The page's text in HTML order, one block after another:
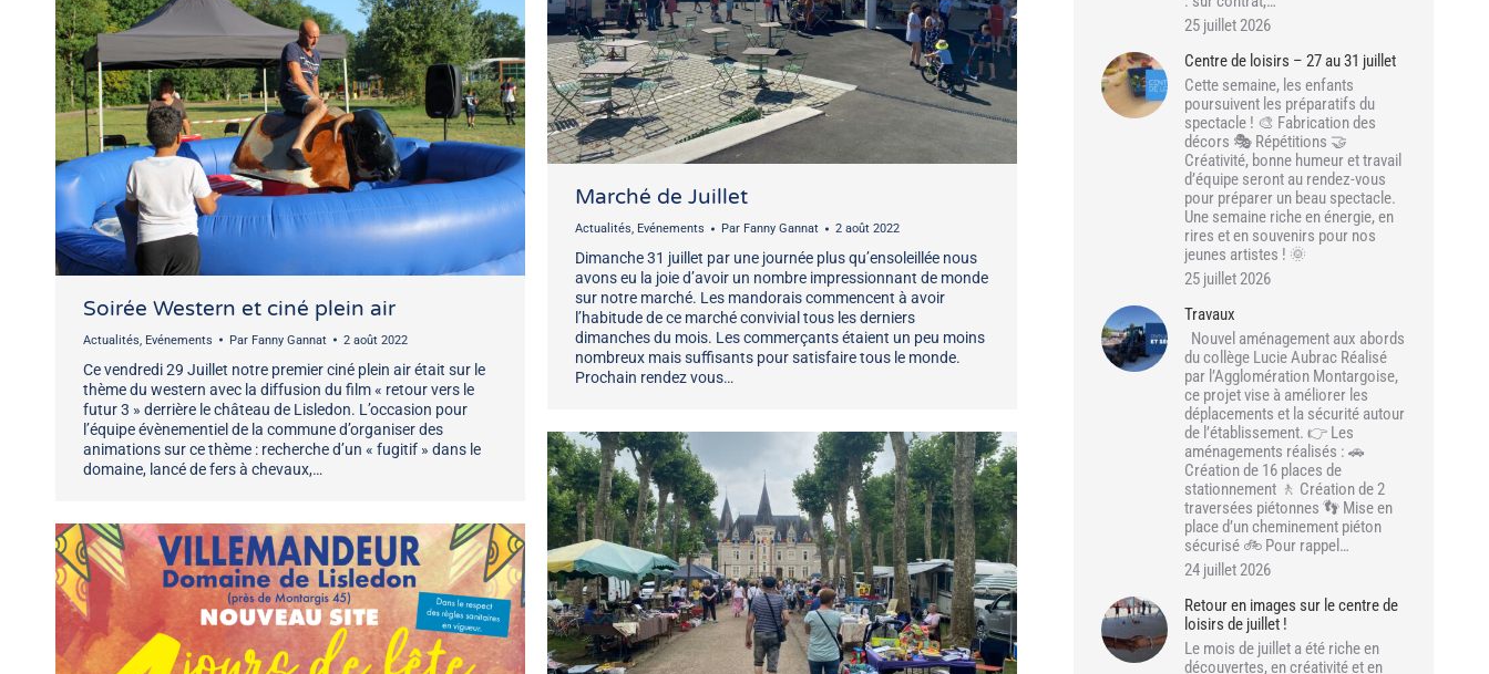
Marché de Juillet
Actualités, Evénements Par Fanny Gannat 2 août 2022
Dimanche 31 juillet par une journée plus qu’ensoleillée nous
avons eu la joie d’avoir un nombre impressionnant de monde
sur notre marché. Les mandorais commencent à avoir
l’habitude de ce marché convivial tous les derniers
dimanches du mois. Les commerçants étaient un peu moins
nombreux mais suffisants pour satisfaire tous le monde.
Prochain rendez vous…
Soirée Western et ciné plein air
Actualités, Evénements Par Fanny Gannat 2 août 2022
Ce vendredi 29 Juillet notre premier ciné plein air était sur le
thème du western avec la diffusion du film « retour vers le
futur 3 » derrière le château de Lisledon. L’occasion pour
l’équipe évènementiel de la commune d’organiser des
animations sur ce thème : recherche d’un « fugitif » dans le
domaine, lancé de fers à chevaux,…
25 juillet 2026
Centre de loisirs – 27 au 31 juillet
Cette semaine, les enfants
poursuivent les préparatifs du
spectacle ! 🎨 Fabrication des
décors 🎭 Répétitions 🤝
Créativité, bonne humeur et travail
d’équipe seront au rendez-vous
pour préparer un beau spectacle.
Une semaine riche en énergie, en
rires et en souvenirs pour nos
jeunes artistes ! 🌞
25 juillet 2026
Travaux
Nouvel aménagement aux abords
du collège Lucie Aubrac Réalisé
par l’Agglomération Montargoise,
ce projet vise à améliorer les
déplacements et la sécurité autour
de l’établissement. 👉 Les
aménagements réalisés : 🚗
Création de 16 places de
stationnement 🚶 Création de 2
traversées piétonnes 👣 Mise en
place d’un cheminement piéton
sécurisé 🚲 Pour rappel…
24 juillet 2026
Retour en images sur le centre de
loisirs de juillet !
Le mois de juillet a été riche en
découvertes, en créativité et en